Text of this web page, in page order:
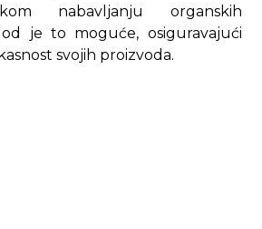
nabavljanju organskih
je to moguće, osiguravajući
svojih proizvoda.